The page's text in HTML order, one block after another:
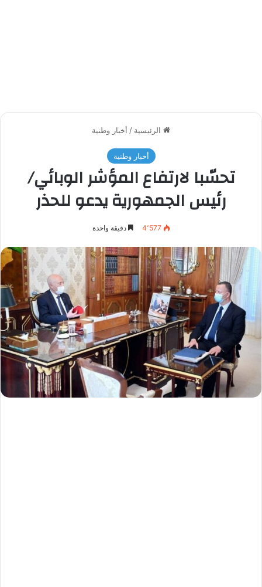
الرئيسية / أخبار وطنية
أخبار وطنية
تحسّبا لارتفاع المؤشر الوبائي/
رئيس الجمهورية يدعو للحذر
4٬577 دقيقة واحدة